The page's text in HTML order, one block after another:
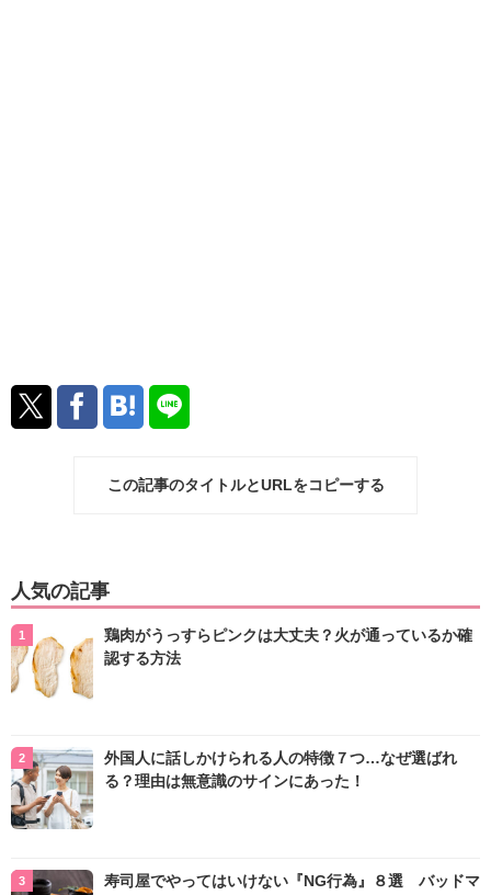
この記事のタイトルとURLをコピーする
人気の記事
鶏肉がうっすらピンクは大丈夫？火が通っているか確
認する方法
外国人に話しかけられる人の特徴７つ…なぜ選ばれ
る？理由は無意識のサインにあった！
寿司屋でやってはいけない『NG行為』８選 バッドマ